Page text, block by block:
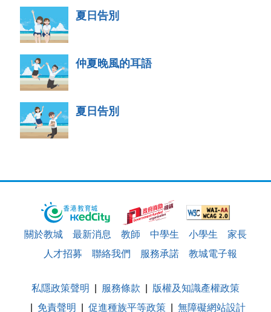
夏日告別
仲夏晚風的耳語
夏日告別
關於教城 最新消息 教師 中學生 小學生
家長
人才招募
聯絡我們 服務承諾 教城電子報
私隱政策聲明 服務條款
版權及知識產權政策
免責聲明
促進種族平等政策 無障礙網站設計